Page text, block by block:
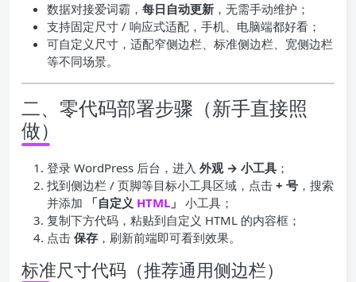
数据对接爱词霸， 每日自动更新 ，无需手动维护；
支持固定尺寸 / 响应式适配，手机、电脑端都好看；
可自定义尺寸，适配窄侧边栏、标准侧边栏、宽侧边栏
等不同场景。
二、零代码部署步骤（新手直接照
做）
登录 WordPress 后台，进入 外观 → 小工具 ；
找到侧边栏 / 页脚等目标小工具区域，点击 + 号 ，搜索
并添加
「自定义 HTML 」 小工具；
复制下方代码，粘贴到自定义 HTML 的内容框；
点击 保存 ，刷新前端即可看到效果。
标准尺寸代码（推荐通用侧边栏）